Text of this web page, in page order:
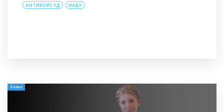
АНТИКОРСУД НАБУ
Заява